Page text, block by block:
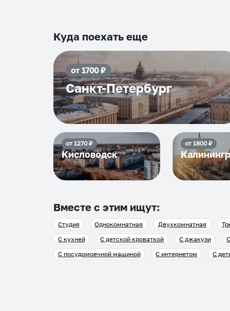
Куда поехать еще
от 1700₽
Санкт-Петербург
от 1270₽
Кисловодск
от 1800₽
Вместе с этим ищут:
Студия Однокомнатная Двухкомнатная
С кухней
С детской кроваткой С джакузи
С посудомоечной машиной
С интернетом С